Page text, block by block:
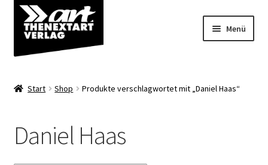
Zur
Navigation
springen
Zum
Inhalt
springen
Menü
Über uns
Start Shop Produkte verschlagwortet mit „Daniel Haas“
Daniel Haas